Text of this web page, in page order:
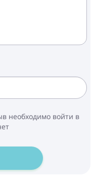
необходимо войти в